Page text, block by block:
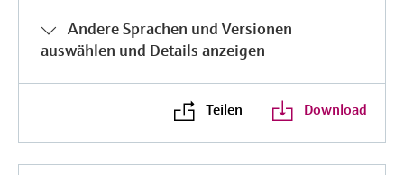
Andere Sprachen und Versionen
auswählen und Details anzeigen
Teilen Download